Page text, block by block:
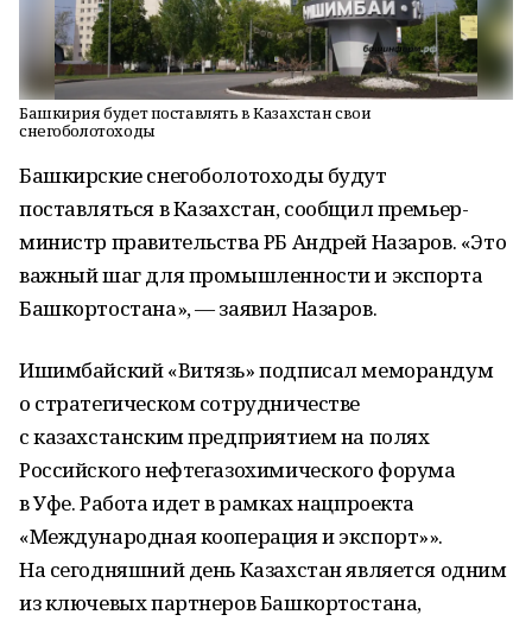
Башкирия будет поставлять в Казахстан свои
снегоболотоходы
Башкирские снегоболотоходы будут
поставляться в Казахстан, сообщил премьер-
министр правительства РБ Андрей Назаров. «Это
важный шаг для промышленности и экспорта
Башкортостана», — заявил Назаров.
Ишимбайский «Витязь» подписал меморандум
о стратегическом сотрудничестве
с казахстанским предприятием на полях
Российского нефтегазохимического форума
в Уфе. Работа идет в рамках нацпроекта
«Международная кооперация и экспорт»».
На сегодняшний день Казахстан является одним
из ключевых партнеров Башкортостана,